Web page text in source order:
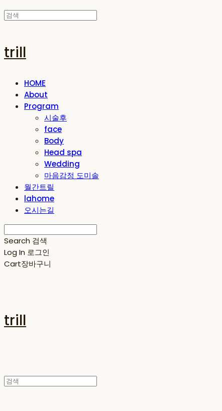
trill
HOME
About
Program
시술후
face
Body
Head spa
Wedding
마음감정 도미솔
월간트릴
lahome
오시는길
Search 검색
Log In 로그인
Cart장바구니
trill